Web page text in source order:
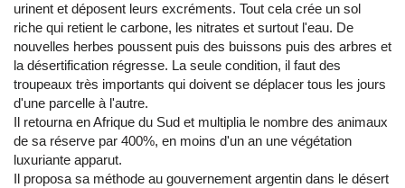
urinent et déposent leurs excréments. Tout cela crée un sol
riche qui retient le carbone, les nitrates et surtout l'eau. De
nouvelles herbes poussent puis des buissons puis des arbres et
la désertification régresse. La seule condition, il faut des
troupeaux très importants qui doivent se déplacer tous les jours
d'une parcelle à l'autre.
Il retourna en Afrique du Sud et multiplia le nombre des animaux
de sa réserve par 400%, en moins d'un an une végétation
luxuriante apparut.
Il proposa sa méthode au gouvernement argentin dans le désert